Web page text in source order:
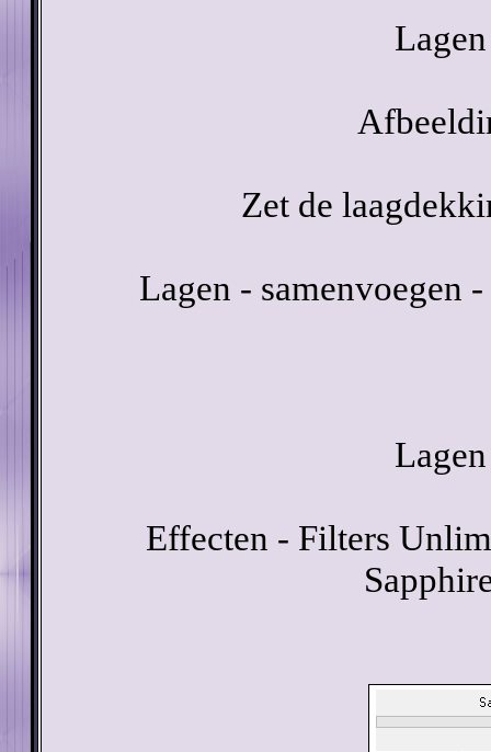
Zet de
Lagen - samenvoegen
Effecten - Filters